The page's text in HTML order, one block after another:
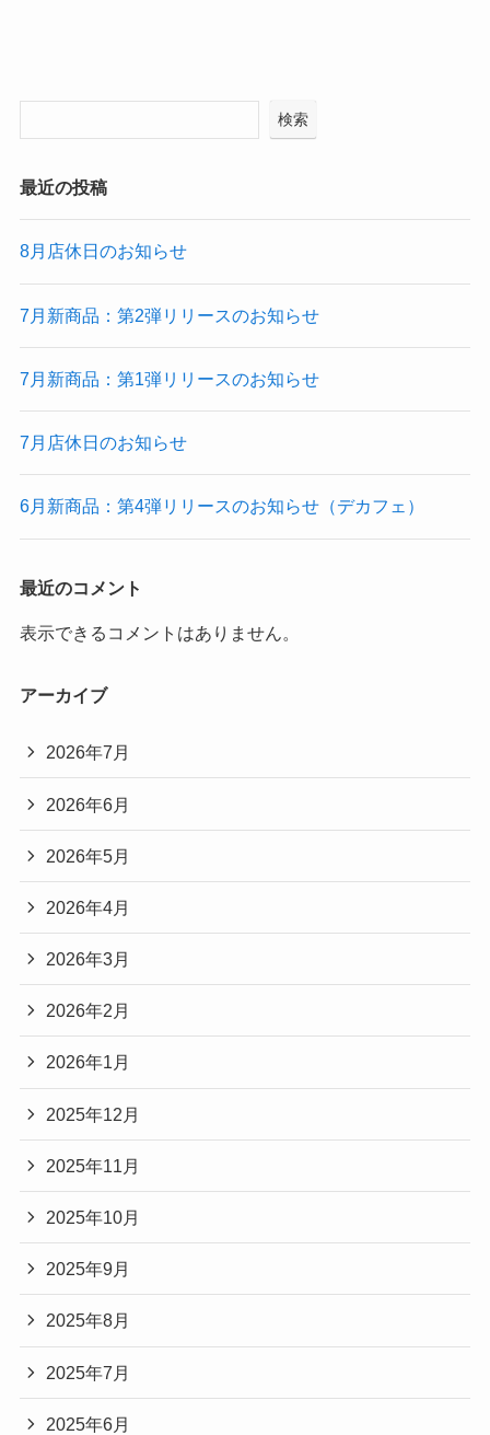
検索
最近の投稿
8月店休日のお知らせ
7月新商品：第2弾リリースのお知らせ
7月新商品：第1弾リリースのお知らせ
7月店休日のお知らせ
6月新商品：第4弾リリースのお知らせ（デカフェ）
最近のコメント
表示できるコメントはありません。
アーカイブ
2026年7月
2026年6月
2026年5月
2026年4月
2026年3月
2026年2月
2026年1月
2025年12月
2025年11月
2025年10月
2025年9月
2025年8月
2025年7月
2025年6月